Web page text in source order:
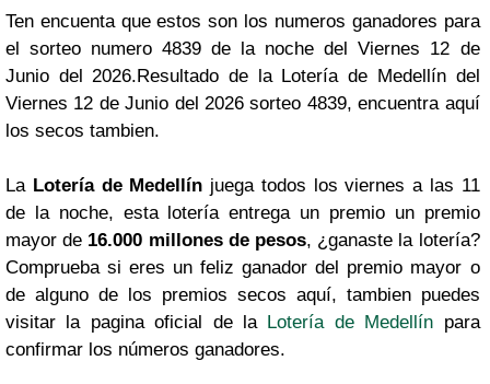
Ten encuenta que estos son los numeros ganadores para
el sorteo numero 4839 de la noche del Viernes 12 de
Junio del 2026.Resultado de la Lotería de Medellín del
Viernes 12 de Junio del 2026 sorteo 4839, encuentra aquí
los secos tambien.
La Lotería de Medellín juega todos los viernes a las 11
de la noche, esta lotería entrega un premio un premio
mayor de 16.000 millones de pesos, ¿ganaste la lotería?
Comprueba si eres un feliz ganador del premio mayor o
de alguno de los premios secos aquí, tambien puedes
visitar la pagina oficial de la Lotería de Medellín para
confirmar los números ganadores.